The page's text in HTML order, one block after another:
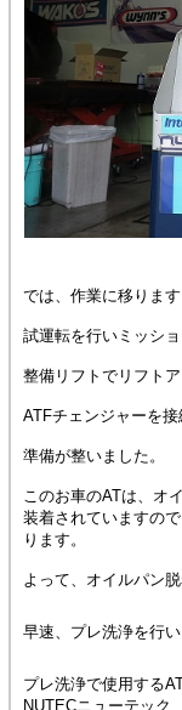
では、作業に移りま
試運転を行いミッシ
整備リフトでリフトア
ATFチェンジャーを接
準備が整いました。
このお車のATは、オ
装着されていますの
ります。
よって、オイルパン
早速、プレ洗浄を行い
プレ洗浄で使用する
NUTECニューテック